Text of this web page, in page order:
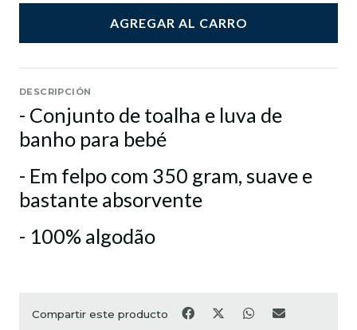
AGREGAR AL CARRO
DESCRIPCIÓN
- Conjunto de toalha e luva de
banho para bebé
- Em felpo com 350 gram, suave e
bastante absorvente
- 100% algodão
Compartir este producto